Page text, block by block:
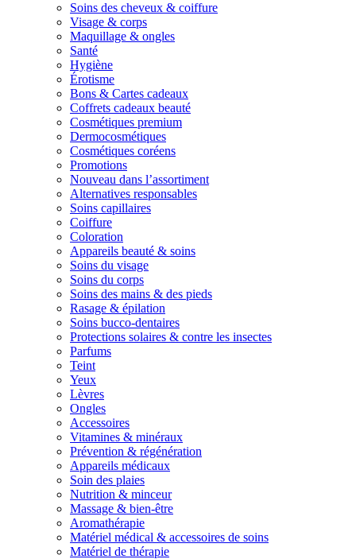
Soins des cheveux & coiffure
Visage & corps
Maquillage & ongles
Santé
Hygiène
Érotisme
Bons & Cartes cadeaux
Coffrets cadeaux beauté
Cosmétiques premium
Dermocosmétiques
Cosmétiques coréens
Promotions
Nouveau dans l’assortiment
Alternatives responsables
Soins capillaires
Coiffure
Coloration
Appareils beauté & soins
Soins du visage
Soins du corps
Soins des mains & des pieds
Rasage & épilation
Soins bucco-dentaires
Protections solaires & contre les insectes
Parfums
Teint
Yeux
Lèvres
Ongles
Accessoires
Vitamines & minéraux
Prévention & régénération
Appareils médicaux
Soin des plaies
Nutrition & minceur
Massage & bien-être
Aromathérapie
Matériel médical & accessoires de soins
Matériel de thérapie